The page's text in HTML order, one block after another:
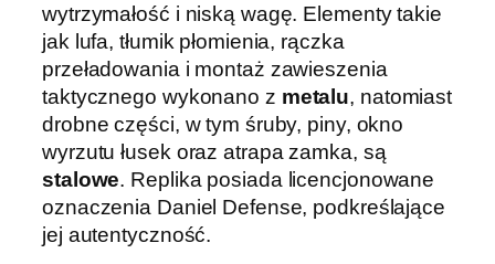
c
n
a
A
m
S
A
wytrzymałość i niską wagę. Elementy takie
jak lufa, tłumik płomienia, rączka
przeładowania i montaż zawieszenia
taktycznego wykonano z metalu, natomiast
drobne części, w tym śruby, piny, okno
wyrzutu łusek oraz atrapa zamka, są
stalowe. Replika posiada licencjonowane
oznaczenia Daniel Defense, podkreślające
jej autentyczność.